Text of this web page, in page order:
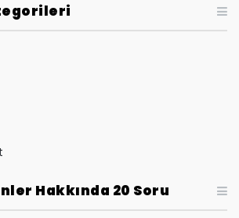
Hakkında 20 Soru